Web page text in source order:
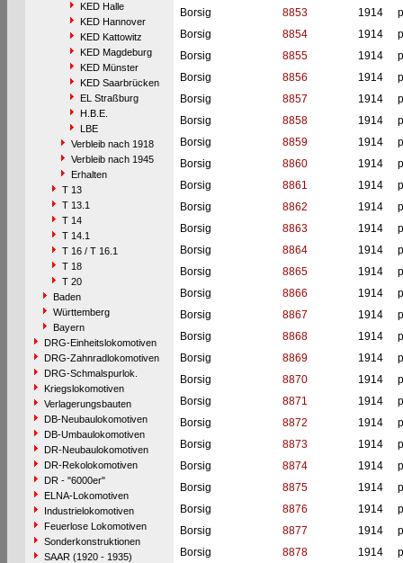
KED Halle
KED Hannover
KED Kattowitz
KED Magdeburg
KED Münster
KED Saarbrücken
EL Straßburg
H.B.E.
LBE
Verbleib nach 1918
Verbleib nach 1945
Erhalten
T 13
T 13.1
T 14
T 14.1
T 16 / T 16.1
T 18
T 20
Baden
Württemberg
Bayern
DRG-Einheitslokomotiven
DRG-Zahnradlokomotiven
DRG-Schmalspurlok.
Kriegslokomotiven
Verlagerungsbauten
DB-Neubaulokomotiven
DB-Umbaulokomotiven
DR-Neubaulokomotiven
DR-Rekolokomotiven
DR - "6000er"
ELNA-Lokomotiven
Industrielokomotiven
Feuerlose Lokomotiven
Sonderkonstruktionen
SAAR (1920 - 1935)
Borsig
8853 1914
Borsig
8854 1914
Borsig
8855 1914
Borsig
8856 1914
Borsig
8857 1914
Borsig
8858 1914
Borsig
8859 1914
Borsig
8860 1914
Borsig
8861 1914
Borsig
8862 1914
Borsig
8863 1914
Borsig
8864 1914
Borsig
8865 1914
Borsig
8866 1914
Borsig
8867 1914
Borsig
8868 1914
Borsig
8869 1914
Borsig
8870 1914
Borsig
8871 1914
Borsig
8872 1914
Borsig
8873 1914
Borsig
8874 1914
Borsig
8875 1914
Borsig
8876 1914
Borsig
8877 1914
Borsig
8878 1914